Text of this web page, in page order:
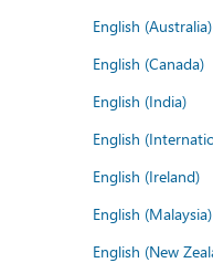
English (Australia)
English (Canada)
English (India)
English
English (Ireland)
English (Malaysia)
English (New